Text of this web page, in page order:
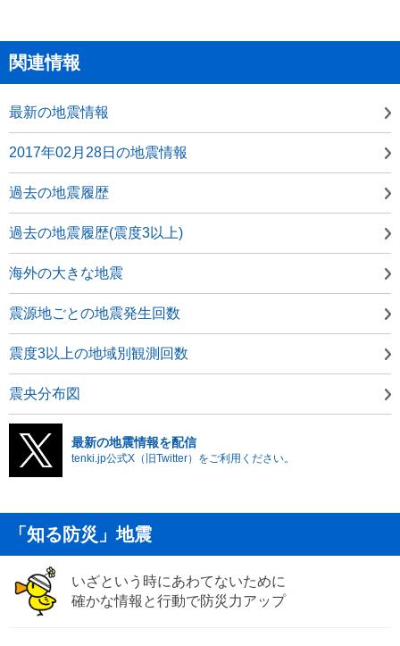
関連情報
最新の地震情報
2017年02月28日の地震情報
過去の地震履歴
過去の地震履歴(震度3以上)
海外の大きな地震
震源地ごとの地震発生回数
震度3以上の地域別観測回数
震央分布図
最新の地震情報を配信
tenki.jp公式X（旧Twitter）をご利用ください。
「知る防災」地震
いざという時にあわてないために
確かな情報と行動で防災力アップ